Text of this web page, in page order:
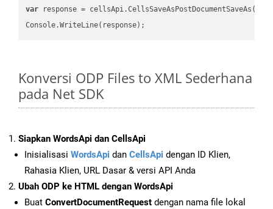
var response =
Konversi ODP Files to XML Sederhana
pada Net SDK
Siapkan WordsApi dan CellsApi
Inisialisasi WordsApi dan CellsApi dengan ID Klien,
Rahasia Klien, URL Dasar & versi API Anda
Ubah ODP ke HTML dengan WordsApi
Buat ConvertDocumentRequest dengan nama file lokal